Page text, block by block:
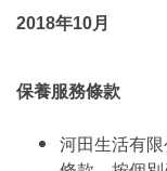
2018年10月
保養服務條款
河田生活有